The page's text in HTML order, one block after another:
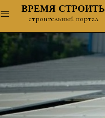
ВРЕМЯ СТРОИТЬ
строительный портал